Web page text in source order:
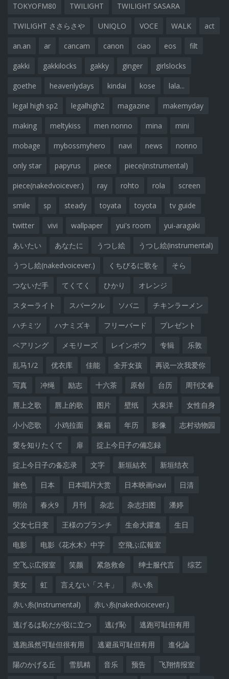
TOKYOFM80 TWILIGHT TWILIGHT SASARA
TWILIGHT ささらさや UNIQLO VOCE WALK act
an.an ar cancam canon ciao eos filt
gakki gakkilocks gakky ginger girlslocks
goethe heavenlydays kindai kose lala...
legal high sp2 legalhigh2 magazine makemyday
making meltykiss men nonno mina mini
mobage mybossmyhero navi news nonno
only star papyrus piece piece(instrumental)
piece(nakedvoicever.) ray rohto rola screen
smile sp steady toyata toyota tv guide
twitter vivi wallpaper yui's room yui-aragaki
あいたい あなたに うつし絵 うつし絵(instrumental)
うつし絵(nakedvoicever.) くちびるに歌を そら
つないだ手 てくてく ひかり オレンジ
スターライト スパークル ソバニ チキンラーメン
ハチミツ ハナミズキ フリーバード プレゼント
ペアリング メモリーズ レインボウ 专辑 乐敦
乱马1/2 优衣库 佳能 全开女孩 再说一次我爱你
写真 冲绳 励志 十六茶 原创 台历 周刊文春
唇上之歌 唇上的歌 图片 壁纸 大泉洋 女性自身
小小恋歌 小鸡拉面 巣箱 年历 影像 志村动物园
愛を知りたくて 扉 掟上今日子の備忘録
掟上今日子の备忘录 文字 新垣結衣 新垣结衣
旅色 日本 日本唱片大赏 日本映画navi 日清
明治 春火9 月刊 杂志 杂志扫图 潘婷
父女七日变 王様のブランチ 生命大躍進 生日
电影 电影《花水木》中字 空飛ぶ広報室
空飞ぶ広报室 笑颜 紧急救命 绅士服代言 综艺
美女 虹 言えない「スキ」 赤い糸
赤い糸(Instrumental) 赤い糸(nakedvoicever.)
逃げるは恥だが役に立つ 逃げ恥 逃跑可耻但有用
逃跑虽然可耻但很有用 逃避虽可耻但有用 進化論
陽のかげる丘 雪肌精 音乐 预告 飞翔情报室